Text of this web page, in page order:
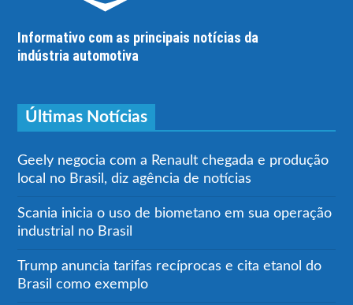
Informativo com as principais notícias da
indústria automotiva
Últimas Notícias
Geely negocia com a Renault chegada e produção
local no Brasil, diz agência de notícias
Scania inicia o uso de biometano em sua operação
industrial no Brasil
Trump anuncia tarifas recíprocas e cita etanol do
Brasil como exemplo